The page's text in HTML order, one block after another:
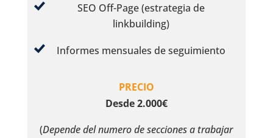
SEO Off-Page(estrategia de
linkbuilding)
Informes mensuales de seguimiento
PRECIO
Desde 2.000€
(Depende del numero de secciones a trabajar